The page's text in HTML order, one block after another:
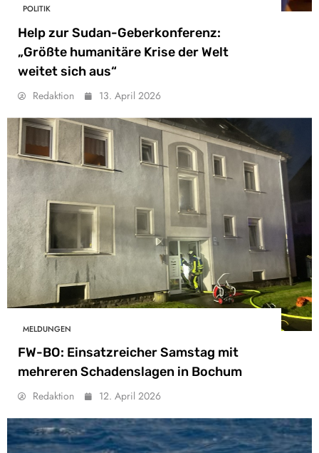
POLITIK
Help zur Sudan-Geberkonferenz:
„Größte humanitäre Krise der Welt
weitet sich aus“
Redaktion 13. April 2026
MELDUNGEN
FW-BO: Einsatzreicher Samstag mit
mehreren Schadenslagen in Bochum
Redaktion 12. April 2026